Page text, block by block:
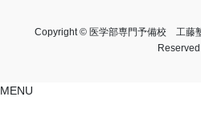
Copyright © 医学部専門予備校 工藤
Reserved.
MENU